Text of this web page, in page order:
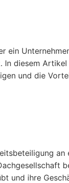
ein
In diesem
und die
an
und ihre